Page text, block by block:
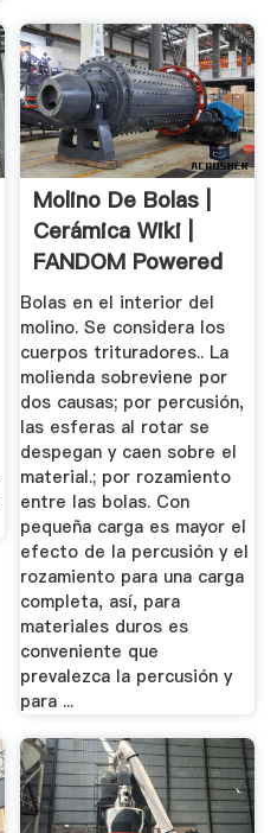
Molino De Bolas |
Cerámica Wiki |
FANDOM Powered
By Wikia
Bolas en el interior del
molino. Se considera los
cuerpos trituradores.. La
molienda sobreviene por
dos causas; por percusión,
las esferas al rotar se
despegan y caen sobre el
material.; por rozamiento
entre las bolas. Con
pequeña carga es mayor el
efecto de la percusión y el
rozamiento para una carga
completa, así, para
materiales duros es
conveniente que
prevalezca la percusión y
para ...